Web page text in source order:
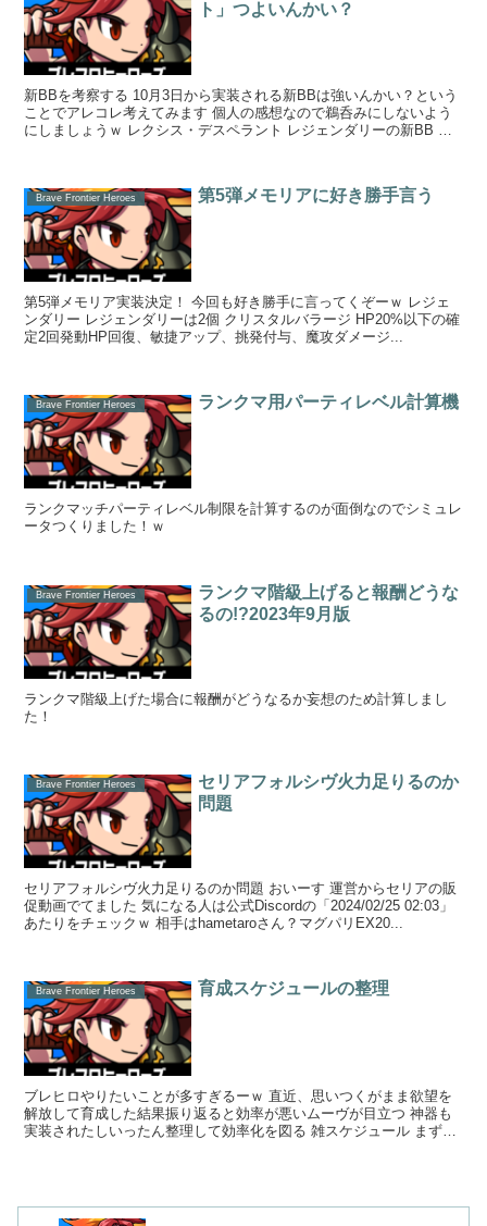
ト」つよいんかい？
新BBを考察する 10月3日から実装される新BBは強いんかい？という
ことでアレコレ考えてみます 個人の感想なので鵜呑みにしないよう
にしましょうｗ レクシス・デスペラント レジェンダリーの新BB レ
Brave Frontier Heroes 第5弾メモリアに好き勝手言う
第5弾メモリア実装決定！ 今回も好き勝手に言ってくぞーｗ レジェ
ンダリー レジェンダリーは2個 クリスタルバラージ HP20%以下の確
定2回発動HP回復、敏捷アップ、挑発付与、魔攻ダメージ...
Brave Frontier Heroes ランクマ用パーティレベル計算機
ランクマッチパーティレベル制限を計算するのが面倒なのでシミュレ
ータつくりました！ｗ
Brave Frontier Heroes
ランクマ階級上げると報酬どうな
るの!?2023年9月版
ランクマ階級上げた場合に報酬がどうなるか妄想のため計算しまし
た！
Brave Frontier Heroes
セリアフォルシヴ火力足りるのか
問題
セリアフォルシヴ火力足りるのか問題 おいーす 運営からセリアの販
促動画でてました 気になる人は公式Discordの「2024/02/25 02:03」
あたりをチェックｗ 相手はhametaroさん？マグパリEX20...
Brave Frontier Heroes 育成スケジュールの整理
ブレヒロやりたいことが多すぎるーｗ 直近、思いつくがまま欲望を
解放して育成した結果振り返ると効率が悪いムーヴが目立つ 神器も
実装されたしいったん整理して効率化を図る 雑スケジュール まずは